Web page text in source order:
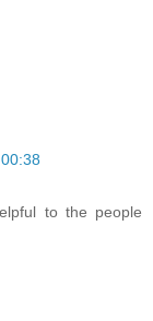
to the people